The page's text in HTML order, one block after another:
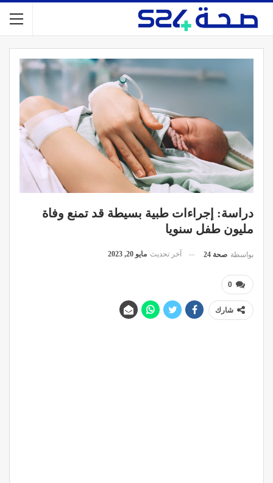
دراسة: إجراءات طبية بسيطة قد تمنع وفاة
مليون طفل سنويا
بواسطة صحة 24 آخر تحديث مايو 20, 2023
0
شارك